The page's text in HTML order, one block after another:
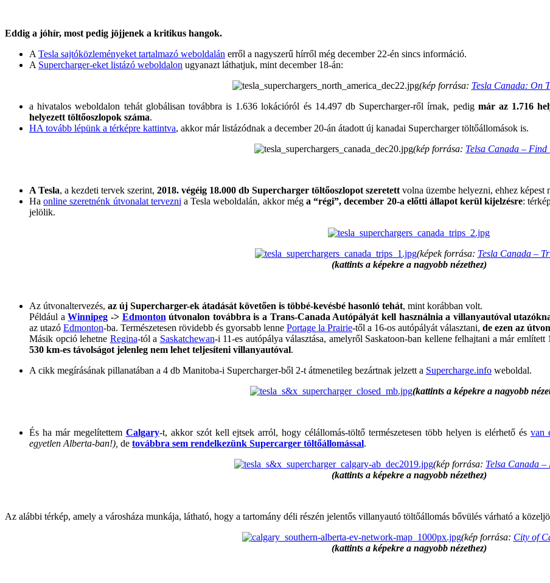
Eddig a jóhír, most pedig jöjjenek a kritikus hangok.
A Tesla sajtóközleményeket tartalmazó weboldalán erről a nagyszerű hírről még december 22-én sincs információ.
A Supercharger-eket listázó weboldalon ugyanazt láthatjuk, mint december 18-án:
(kép forrása: Tesla Canada: On
a hivatalos weboldalon tehát globálisan továbbra is 1.636 lokációról és 14.497 db Supercharger-ről írnak, pedig már az 1.716
helyezett töltőoszlopok száma.
HA tovább lépünk a térképre kattintva, akkor már listázódnak a december 20-án átadott új kanadai Supercharger töltőállomások is.
(kép forrása: Telsa Canada – Find
A Tesla, a kezdeti tervek szerint, 2018. végéig 18.000 db Supercharger töltőoszlopot szeretett volna üzembe helyezni, ehhez
Haonline szeretnénk útvonalat tervezni a Tesla weboldalán, akkor még a “régi”, december 20-a előtti állapot kerül kijelzésre:
jelölik.
(képek forrása: Tesla Canada –
(kattints a képekre a nagyobb nézethez)
Az útvonaltervezés, az új Supercharger-ek átadását követően is többé-kevésbé hasonló tehát, mint korábban volt.
Például aWinnipeg -> Edmonton útvonalon továbbra is a Trans-Canada Autópályát kell használnia a villanyautóval
az utazó Edmonton-ba. Természetesen rövidebb és gyorsabb lenne Portage la Prairie-től a 16-os autópályát választani, de ezen az
Másik opció lehetne Regina-tól a Saskatchewan-i 11-es autópálya választása, amelyről Saskatoon-ban kellene felhajtani a már említett
530 km-es távolságot jelenleg nem lehet teljesíteni villanyautóval.
A cikk megírásának pillanatában a 4 db Manitoba-i Supercharger-ből 2-t átmenetileg bezártnak jelzett a Supercharge.info weboldal.
(kattints a képekre a nagyobb
És ha már megelítettem Calgary-t, akkor szót kell ejtsek arról, hogy célállomás-töltő természetesen több helyen is elérhető és van
egyetlen Alberta-ban!), de továbbra sem rendelkezünk Supercarger töltőállomással.
(kép forrása: Telsa Canada
(kattints a képekre a nagyobb nézethez)
Az alábbi térkép, amely a városháza munkája, látható, hogy a tartomány déli részén jelentős villanyautó töltőállomás bővülés várható a
(kép forrása: City of
(kattints a képekre a nagyobb nézethez)